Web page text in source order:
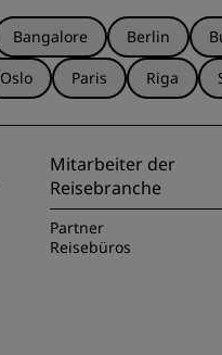
Bangalore Berlin
Oslo Paris Riga
Mitarbeiter der
Reisebranche
Partner
Reisebüros